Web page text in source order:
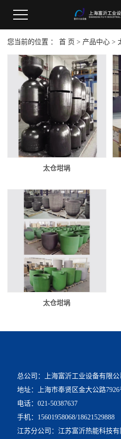
您当前的位置 ： 首 页 > 产品中心 >
太仓坩埚
太仓坩埚
总公司：上海富沂工业设备有限公
地址：上海市奉贤区金大公路7926
电话：021-50387637
手机：15601958068/18621529888
江苏分公司：江苏富沂热能科技有